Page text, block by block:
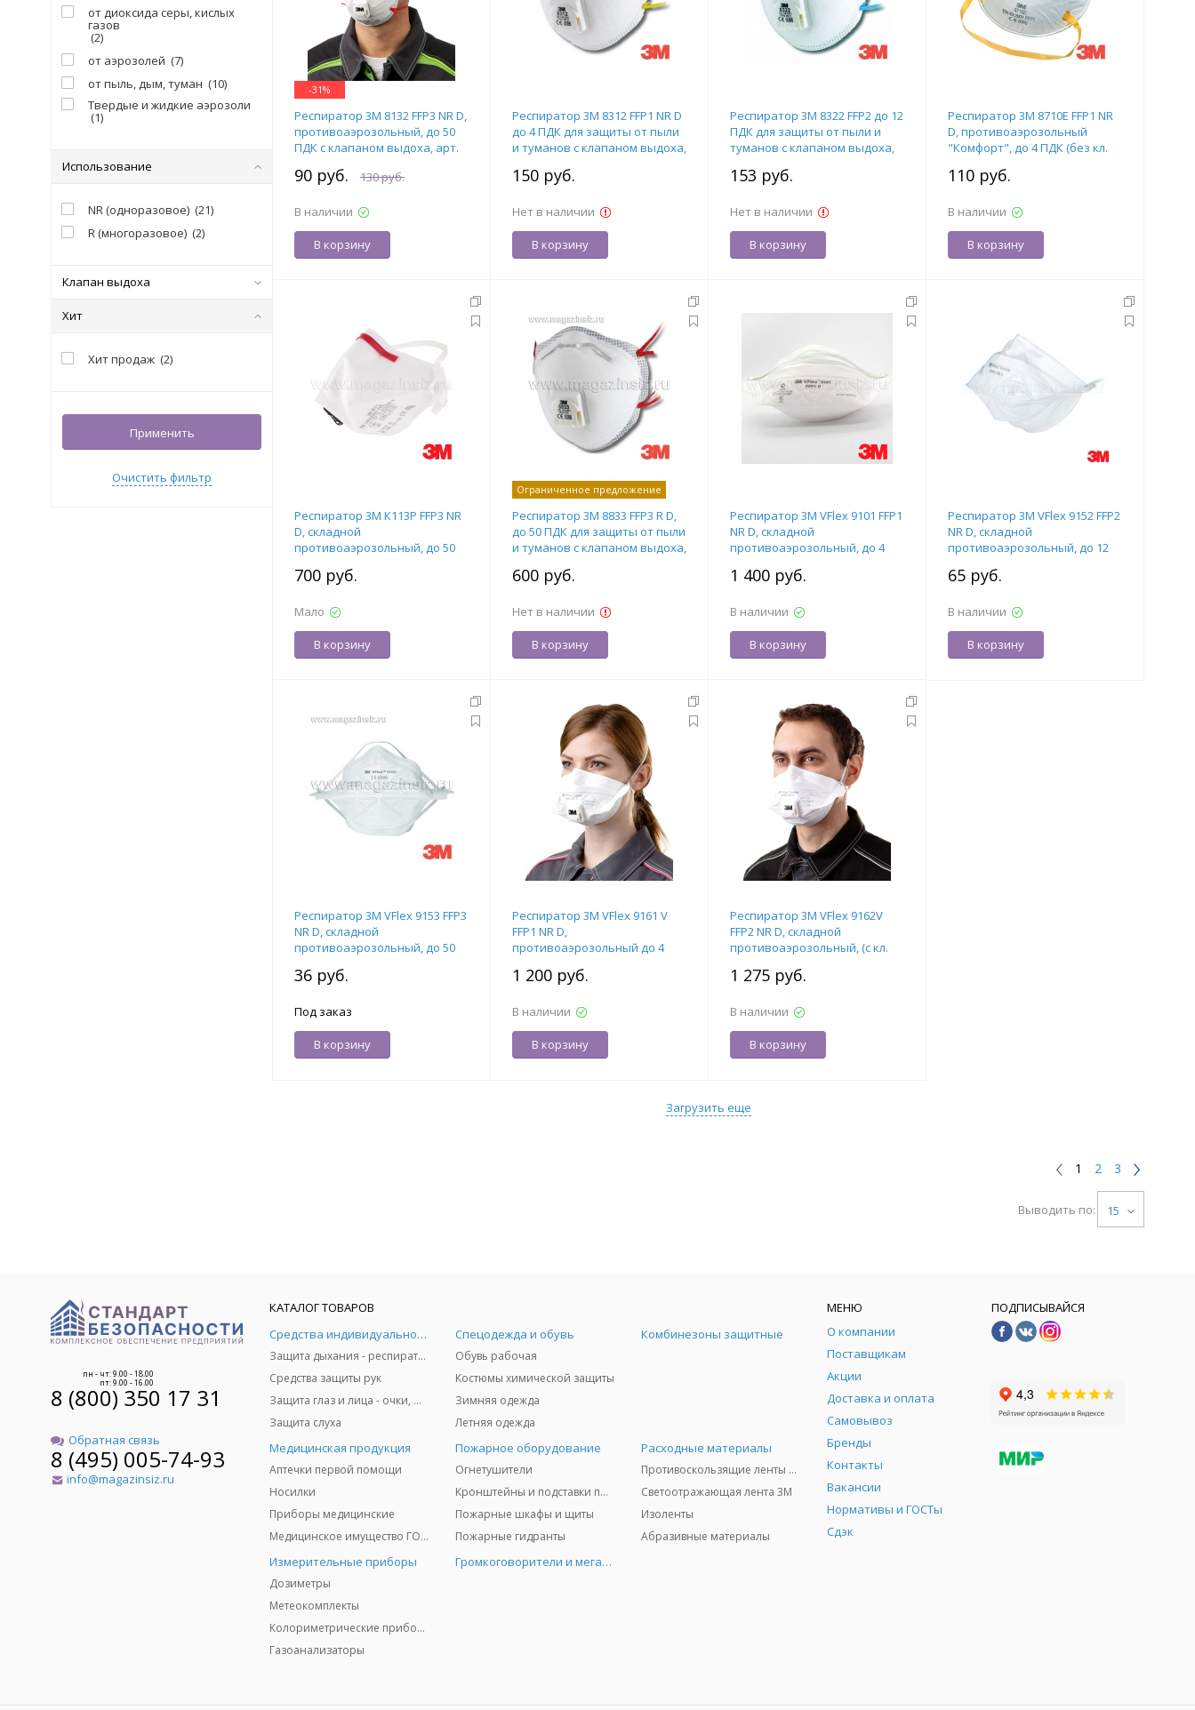
от диоксида серы, кислых
газов
(2)
от аэрозолей (7)
от пыль, дым, туман (10)
Твердые и жидкие аэрозоли
(1)
Использование
NR (одноразовое) (21)
R (многоразовое) (2)
Клапан выдоха
Хит
Хит продаж (2)
Применить
Очистить фильтр
-31%
Респиратор 3М 8132 FFP3 NR D,
противоаэрозольный, до 50
ПДК с клапаном выдоха, арт.
90 руб. 130 руб.
В наличии
В корзину
Респиратор 3М 8312 FFP1 NR D
до 4 ПДК для защиты от пыли
и туманов с клапаном выдоха,
150 руб.
Нет в наличии
В корзину
Респиратор 3М 8322 FFP2 до 12
ПДК для защиты от пыли и
туманов с клапаном выдоха,
153 руб.
Нет в наличии
В корзину
Респиратор 3М 8710Е FFP1 NR
D, противоаэрозольный
"Комфорт", до 4 ПДК (без кл.
110 руб.
В наличии
В корзину
Респиратор 3М К113P FFP3 NR
D, складной
противоаэрозольный, до 50
7000039798
700 руб.
Мало
В корзину
Ограниченное предложение
Респиратор 3М 8833 FFP3 R D,
до 50 ПДК для защиты от пыли
и туманов с клапаном выдоха,
600 руб.
Нет в наличии
В корзину
Респиратор 3М VFlex 9101 FFP1
NR D, складной
противоаэрозольный, до 4
1 400 руб.
В наличии
В корзину
Респиратор 3М VFlex 9152 FFP2
NR D, складной
противоаэрозольный, до 12
65 руб.
В наличии
В корзину
Респиратор 3М VFlex 9153 FFP3
NR D, складной
противоаэрозольный, до 50
36 руб.
Под заказ
В корзину
Респиратор 3М VFlex 9161 V
FFP1 NR D,
противоаэрозольный до 4
1 200 руб.
В наличии
В корзину
Респиратор 3М VFlex 9162V
FFP2 NR D, складной
противоаэрозольный, (с кл.
1 275 руб.
В наличии
В корзину
Загрузить еще
1 2 3
Выводить по: 15
пн - чт: 9.00 - 18.00
пт: 9.00 - 16.00
8 (800) 350 17 31
Обратная связь
8 (495) 005-74-93
info@magazinsiz.ru
КАТАЛОГ ТОВАРОВ
Средства индивидуальной защиты
Защита дыхания - респираторы, противогазы, фильтры, дозиметры
Средства защиты рук
Защита глаз и лица - очки, щитки
Защита слуха
Спецодежда и обувь
Обувь рабочая
Костюмы химической защиты
Зимняя одежда
Летняя одежда
Комбинезоны защитные
Медицинская продукция
Аптечки первой помощи
Носилки
Приборы медицинские
Медицинское имущество ГО и ЧС
Пожарное оборудование
Огнетушители
Кронштейны и подставки под огнетушители
Пожарные шкафы и щиты
Пожарные гидранты
Расходные материалы
Противоскользящие ленты 3М
Светоотражающая лента 3M
Изоленты
Абразивные материалы
Измерительные приборы
Дозиметры
Метеокомплекты
Колориметрические приборы
Газоанализаторы
Громкоговорители и мегафоны
МЕНЮ
О компании
Поставщикам
Акции
Доставка и оплата
Самовывоз
Бренды
Контакты
Вакансии
Нормативы и ГОСТы
Сдэк
ПОДПИСЫВАЙСЯ